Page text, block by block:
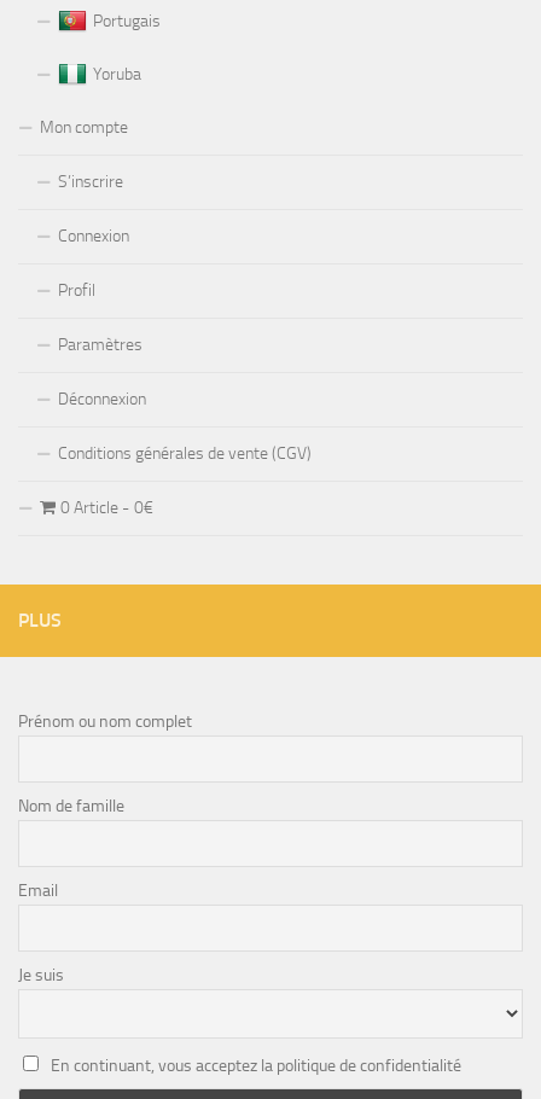
Portugais
Yoruba
Mon compte
S’inscrire
Connexion
Profil
Paramètres
Déconnexion
Conditions générales de vente (CGV)
0 Article 0€
PLUS
Prénom ou nom complet
Nom de famille
Email
Je suis
En continuant, vous acceptez la politique de confidentialité